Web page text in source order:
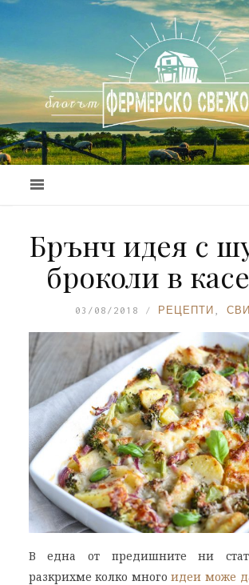
Брънч идея с
броколи в
03/08/2018 РЕЦЕПТИ
В една от предишните ни
разкрихме колко многоидеи може